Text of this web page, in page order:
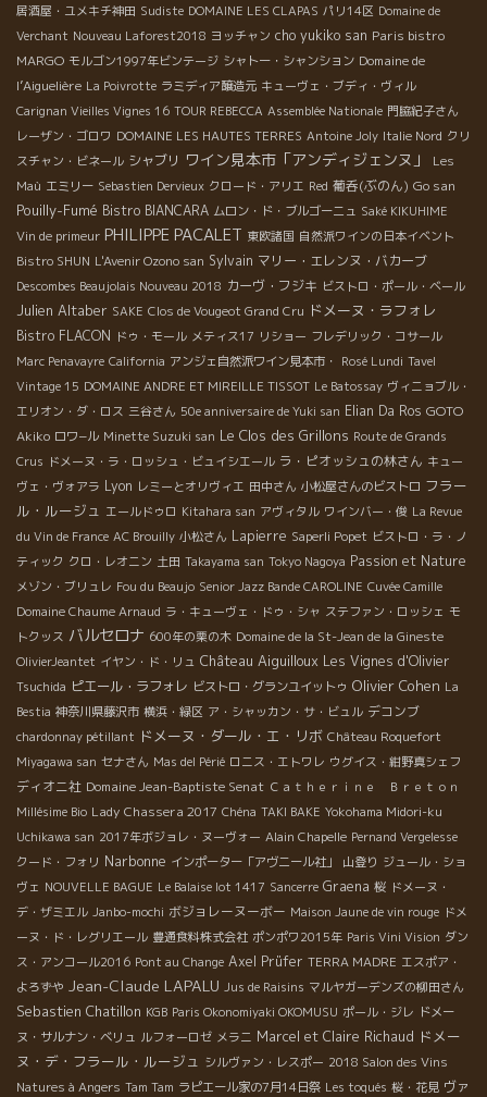
居酒屋・ユメキチ神田 Sudiste DOMAINE LES CLAPAS パリ14区 Domaine de
Verchant Nouveau Laforest2018 ヨッチャン cho yukiko san Paris bistro
MARGO モルゴン1997年ビンテージ シャトー・シャンション Domaine de
l’Aiguelière La Poivrotte ラミディア醸造元 キューヴェ・ブディ・ヴィル
Carignan Vieilles Vignes 16 TOUR REBECCA Assemblée Nationale 門脇紀子さん
レーザン・ゴロワ DOMAINE LES HAUTES TERRES Antoine Joly Italie Nord クリ
スチャン・ビネール シャブリ ワイン見本市「アンディジェンヌ」
Les
Maù エミリー Sebastien Dervieux クロード・アリエ Red 葡呑(ぶのん) Go san
Pouilly-Fumé Bistro BIANCARA ムロン・ド・ブルゴーニュ Saké KIKUHIME
Vin de primeur PHILIPPE PACALET 東欧諸国 自然派ワインの日本イベント
Bistro SHUN L'Avenir Ozono san Sylvain マリー・エレンヌ・バカーブ
Descombes Beaujolais Nouveau 2018 カーヴ・フジキ ビストロ・ポール・ベール
Julien Altaber SAKE Clos de Vougeot Grand Cru ドメーヌ・ラフォレ
Bistro FLACON ドゥ・モール メティス17 リショー フレデリック・コサール
Marc Penavayre California アンジェ自然派ワイン見本市・ Rosé Lundi Tavel
Vintage 15 DOMAINE ANDRE ET MIREILLE TISSOT Le Batossay ヴィニョブル・
エリオン・ダ・ロス 三谷さん 50e anniversaire de Yuki san Elian Da Ros GOTO
Akiko ロワ−ル Minette Suzuki san Le Clos des Grillons Route de Grands
Crus ドメーヌ・ラ・ロッシュ・ビュイシエール ラ・ピオッシュの林さん キュー
ヴェ・ヴォアラ Lyon レミーとオリヴィエ 田中さん 小松屋さんのビストロ フラー
ル・ルージュ エールドゥロ Kitahara san アヴィタル ワインバー・俊 La Revue
du Vin de France AC Brouilly 小松さん Lapierre Saperli Popet ビストロ・ラ・ノ
ティック クロ・レオニン 土田 Takayama san Tokyo Nagoya Passion et Nature
メゾン・ブリュレ Fou du Beaujo Senior Jazz Bande CAROLINE Cuvée Camille
Domaine Chaume Arnaud ラ・キューヴェ・ドゥ・シャ ステファン・ロッシェ モ
トクッス バルセロナ 600年の栗の木 Domaine de la St-Jean de la Gineste
OlivierJeantet イヤン・ド・リュ Château Aiguilloux Les Vignes d'Olivier
Tsuchida ピエール・ラフォレ ビストロ・グランユイットゥ Olivier Cohen La
Bestia 神奈川県藤沢市 横浜・緑区 ア・シャッカン・サ・ビュル デコンブ
chardonnay pétillant ドメーヌ・ダール・エ・リボ Château Roquefort
Miyagawa san セナさん Mas del Périé ロニス・エトワレ ウグイス・紺野真シェフ
ディオニ社 Domaine Jean-Baptiste Senat Ｃａｔｈｅｒｉｎｅ Ｂｒｅｔｏｎ
Millésime Bio Lady Chassera 2017 Chéna TAKI BAKE Yokohama Midori-ku
Uchikawa san 2017年ボジョレ・ヌーヴォー Alain Chapelle Pernand Vergelesse
クード・フォリ Narbonne インポーター「アヴニール社」 山登り ジュール・ショ
ヴェ NOUVELLE BAGUE Le Balaise lot 1417 Sancerre Graena 桜 ドメーヌ・
デ・ザミエル Janbo-mochi ボジョレーヌーボー Maison Jaune de vin rouge ドメ
ーヌ・ド・レグリエール 豊通食料株式会社 ポンポワ2015年 Paris Vini Vision ダン
ス・アンコール2016 Pont au Change Axel Prüfer TERRA MADRE エスポア・
よろずや Jean-Claude LAPALU Jus de Raisins マルヤガーデンズの柳田さん
Sebastien Chatillon KGB Paris Okonomiyaki OKOMUSU ポール・ジレ ドメー
ヌ・サルナン・ベリュ ルフォーロゼ メラニ Marcel et Claire Richaud ドメー
ヌ・デ・フラール・ルージュ シルヴァン・レスポー 2018 Salon des Vins
Natures à Angers Tam Tam ラピエール家の7月14日祭 Les toqués 桜・花見 ヴァ